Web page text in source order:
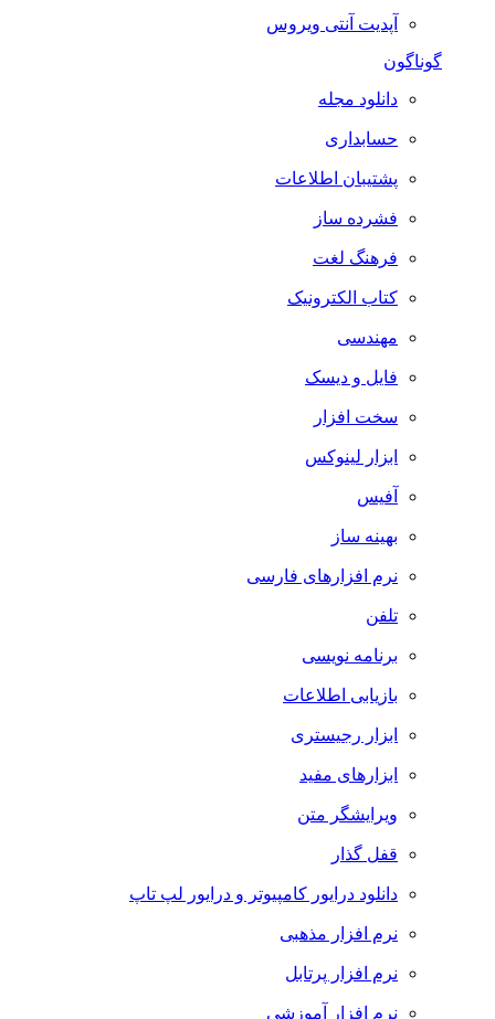
آپدیت آنتی ویروس
گوناگون
دانلود مجله
حسابداری
پشتیبان اطلاعات
فشرده ساز
فرهنگ لغت
کتاب الکترونیک
مهندسی
فایل و دیسک
سخت افزار
ابزار لینوکس
آفیس
بهینه ساز
نرم افزارهای فارسی
تلفن
برنامه نویسی
بازیابی اطلاعات
ابزار رجیستری
ابزارهای مفید
ویرایشگر متن
قفل گذار
دانلود درایور کامپیوتر و درایور لپ تاپ
نرم افزار مذهبی
نرم افزار پرتابل
نرم افزار آموزشی